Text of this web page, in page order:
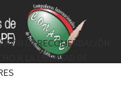
LA RECOMENDACIÓN
A LA LIBERTAD DE